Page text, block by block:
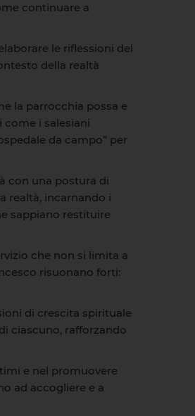
continuare a
le riflessioni del
della realtà
la parrocchia possa e
come i salesiani
da campo” per
con una postura di
realtà, incarnando i
sappiano restituire
che non si limita a
risuonano forti:
di crescita spirituale
ciascuno, rafforzando
e nel promuovere
ad accogliere e a